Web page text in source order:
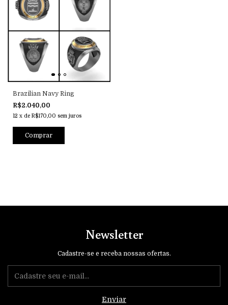
Brazilian Navy Ring
R$2.040,00
12 x de R$170,00 sem juros
Comprar
Newsletter
Cadastre-se e receba nossas ofertas.